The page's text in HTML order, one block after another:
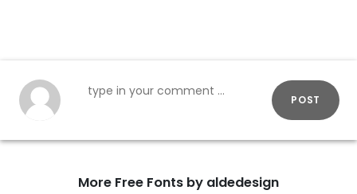
POST
More Free Fonts by aldedesign